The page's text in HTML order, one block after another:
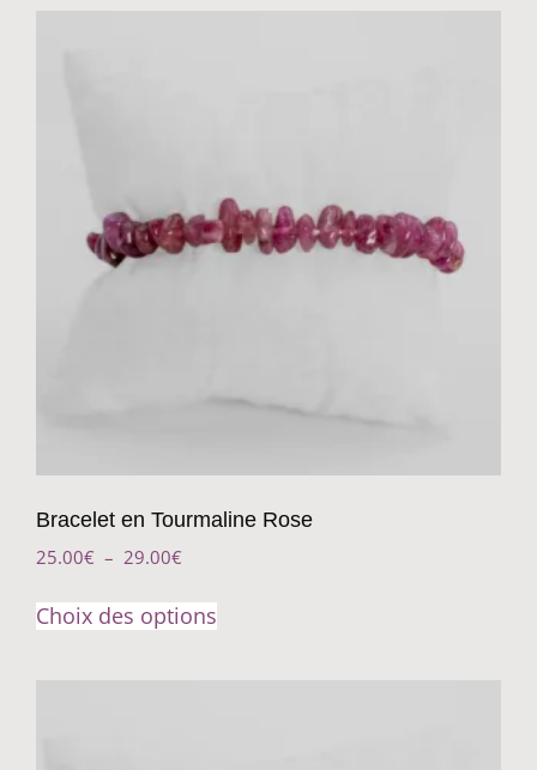
Bracelet en Tourmaline Rose
25.00€ – 29.00€
Choix des options